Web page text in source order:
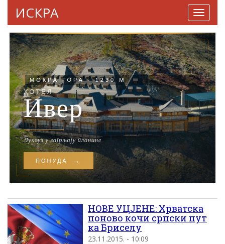
ИСКРА
НОВЕ УЦЈЕНЕ: Хрватска
поново кочи српски пут
ка Бриселу
23.11.2015. - 10:09